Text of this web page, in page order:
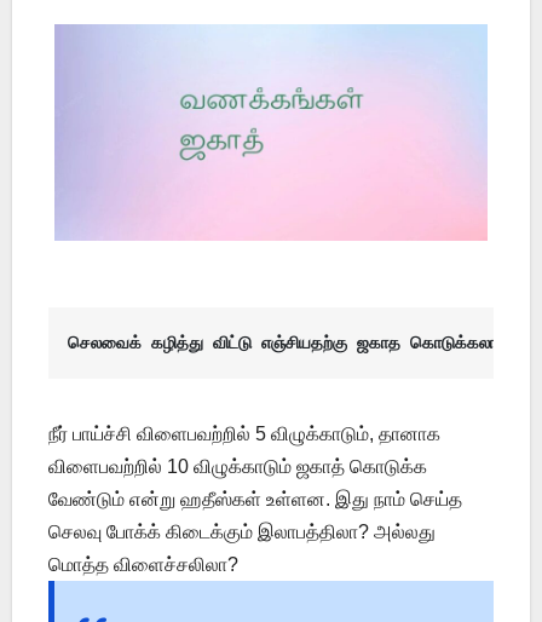
செலவைக் கழித்து விட்டு எஞ்சியதற்கு ஜகாத கொடுக்கலாமா?
நீர் பாய்ச்சி விளைபவற்றில் 5 விழுக்காடும், தானாக
விளைபவற்றில் 10 விழுக்காடும் ஜகாத் கொடுக்க
வேண்டும் என்று ஹதீஸ்கள் உள்ளன. இது நாம் செய்த
செலவு போக்க் கிடைக்கும் இலாபத்திலா? அல்லது
மொத்த விளைச்சலிலா?